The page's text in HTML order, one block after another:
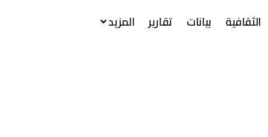
الثقافية
بيانات تقارير المزيد